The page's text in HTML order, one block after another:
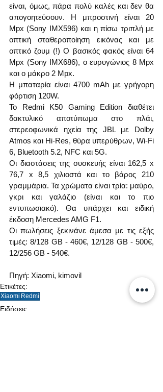
είναι, όμως, πάρα πολύ καλές και δεν θα
απογοητεύσουν. Η μπροστινή είναι 20
Mpx (Sony IMX596) και η πίσω τριπλή με
οπτική σταθεροποίηση εικόνας και με
οπτικό ζουμ (!) Ο βασικός φακός είναι 64
Mpx (Sony IMX686), ο ευρυγώνιος 8 Mpx
και ο μάκρο 2 Mpx.
Η μπαταρία είναι 4700 mAh με γρήγορη
φόρτιση 120W.
Το Redmi K50 Gaming Edition διαθέτει
δακτυλικό αποτύπωμα στο πλάι,
στερεοφωνικά ηχεία της JBL με Dolby
Atmos και Hi-Res, θύρα υπερύθρων, Wi-Fi
6, Bluetooth 5.2, NFC και 5G.
Οι διαστάσεις της συσκευής είναι 162,5 x
76,7 x 8,5 χιλιοστά και το βάρος 210
γραμμάρια. Τα χρώματα είναι τρία: μαύρο,
γκρι και γαλάζιο (είναι και το πιο
εντυπωσιακό). Θα υπάρχει και ειδική
έκδοση Mercedes AMG F1.
Οι πωλήσεις ξεκινάνε άμεσα με τις εξής
τιμές: 8/128 GB - 460€, 12/128 GB - 500€,
12/256 GB - 540€.
Πηγή: Xiaomi, kimovil
Ετικέτες:
Xiaomi Redmi
Ειδήσεις